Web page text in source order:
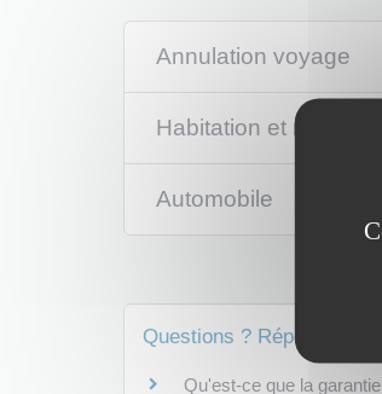
Annulation voyage
Habitation et
Automobile
Questions ? Réponses !
Qu'est-ce que la